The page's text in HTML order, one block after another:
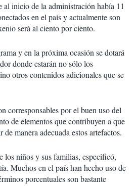
inicio de la administración había 11
en el país y actualmente son
será al ciento por ciento.
y en la próxima ocasión se dotará
donde estarán no sólo los
otros contenidos adicionales que se
corresponsables por el buen uso del
de elementos que contribuyen a que
manera adecuada estos artefactos.
los niños y sus familias, especificó,
Muchos en el país han hecho uso de
porcentuales son bastante